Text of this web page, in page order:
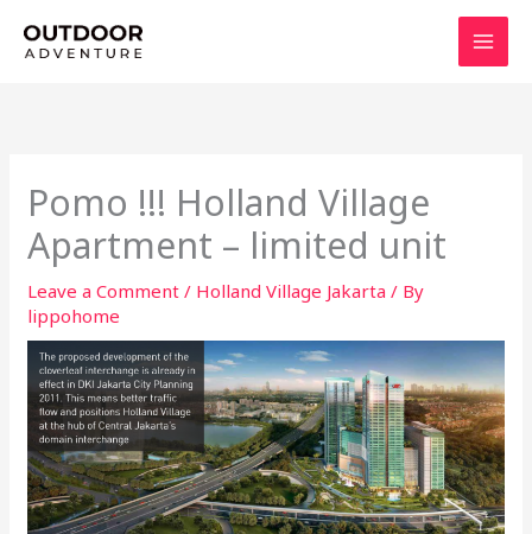
Pomo !!! Holland Village
Apartment – limited unit
Leave a Comment / Holland Village Jakarta / By
lippohome